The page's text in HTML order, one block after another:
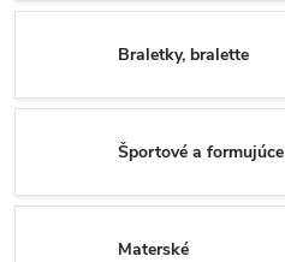
Braletky, bralette
Športové a formujúce
Materské